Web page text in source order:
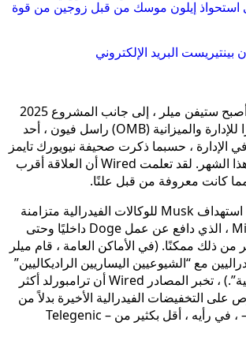
بينتيريست البريد الإلكتروني
وفي الوقت نفسه ، أصبح ستيفن ميلر ، إلى جانب المشروع 2025
مؤلفًا مشاركًا ومديرًا للإدارة والميزانية (OMB) راسل فيون ، أحد
أقرب حلفاء Musk في الإدارة ، حسبما ذكرت صحيفة نيويورك تايمز
في وقت سابق من هذا الشهر. لقد تعلمت Wired أن العلاقة أقرب
مما كانت معروفة من قبل علنًا.
من نواح كثيرة ، فإن استهداف Musk للوكالات الفيدرالية متزامنة
تمامًا مع أهداف Miller ، الذي دافع عن عمل Doge داخليًا وحتى
ذلك ممكنًا. (في الأماكن العامة ، قام ميلر
مع “الشيوعيين اليساريين الراديكاليين”
و “الكارتلات الإجرامية”.) ، تخبر المصادر Wired أن ترامبورلد أكثر
التخفيضات الفيدرالية الأخيرة بدلاً من
أن تكون أقل شهرة – ، في رأيه ، أقل بكثير من Telegenic –